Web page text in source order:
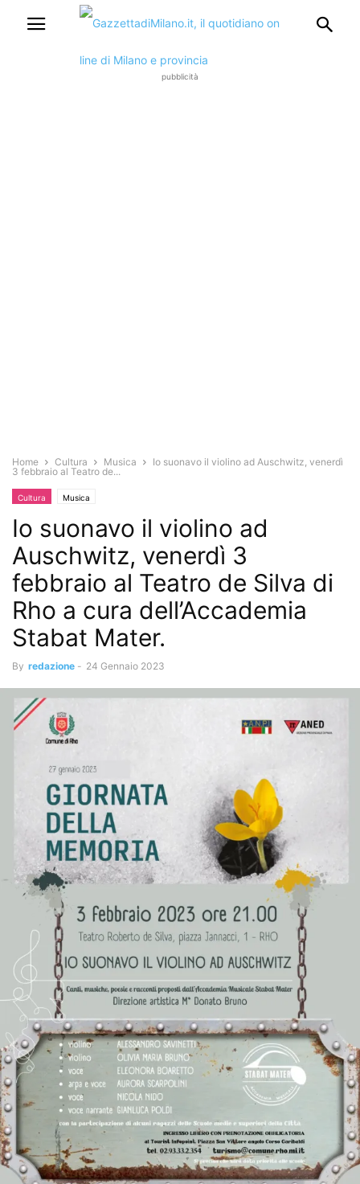
pubblicità
Home Cultura Musica
Io suonavo il violino ad Auschwitz, venerdì
3 febbraio al Teatro de...
Cultura Musica
Io suonavo il violino ad
Auschwitz, venerdì 3
febbraio al Teatro de Silva di
Rho a cura dell’Accademia
Stabat Mater.
By redazione - 24 Gennaio 2023